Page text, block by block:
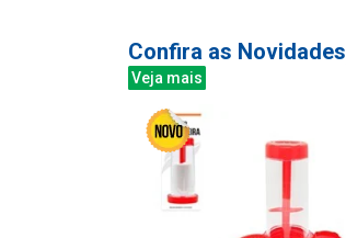
Confira as Novidades
Veja mais